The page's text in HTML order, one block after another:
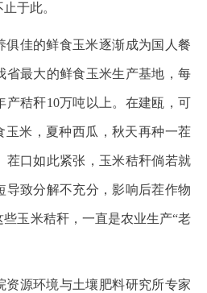
于此。
俱佳的鲜食玉米逐渐成为国人餐
省最大的鲜食玉米生产基地，每
产秸秆10万吨以上。在建瓯，可
玉米，夏种西瓜，秋天再种一茬
茬口如此紧张，玉米秸秆倘若就
导致分解不充分，影响后茬作物
玉米秸秆，一直是农业生产“老
资源环境与土壤肥料研究所专家